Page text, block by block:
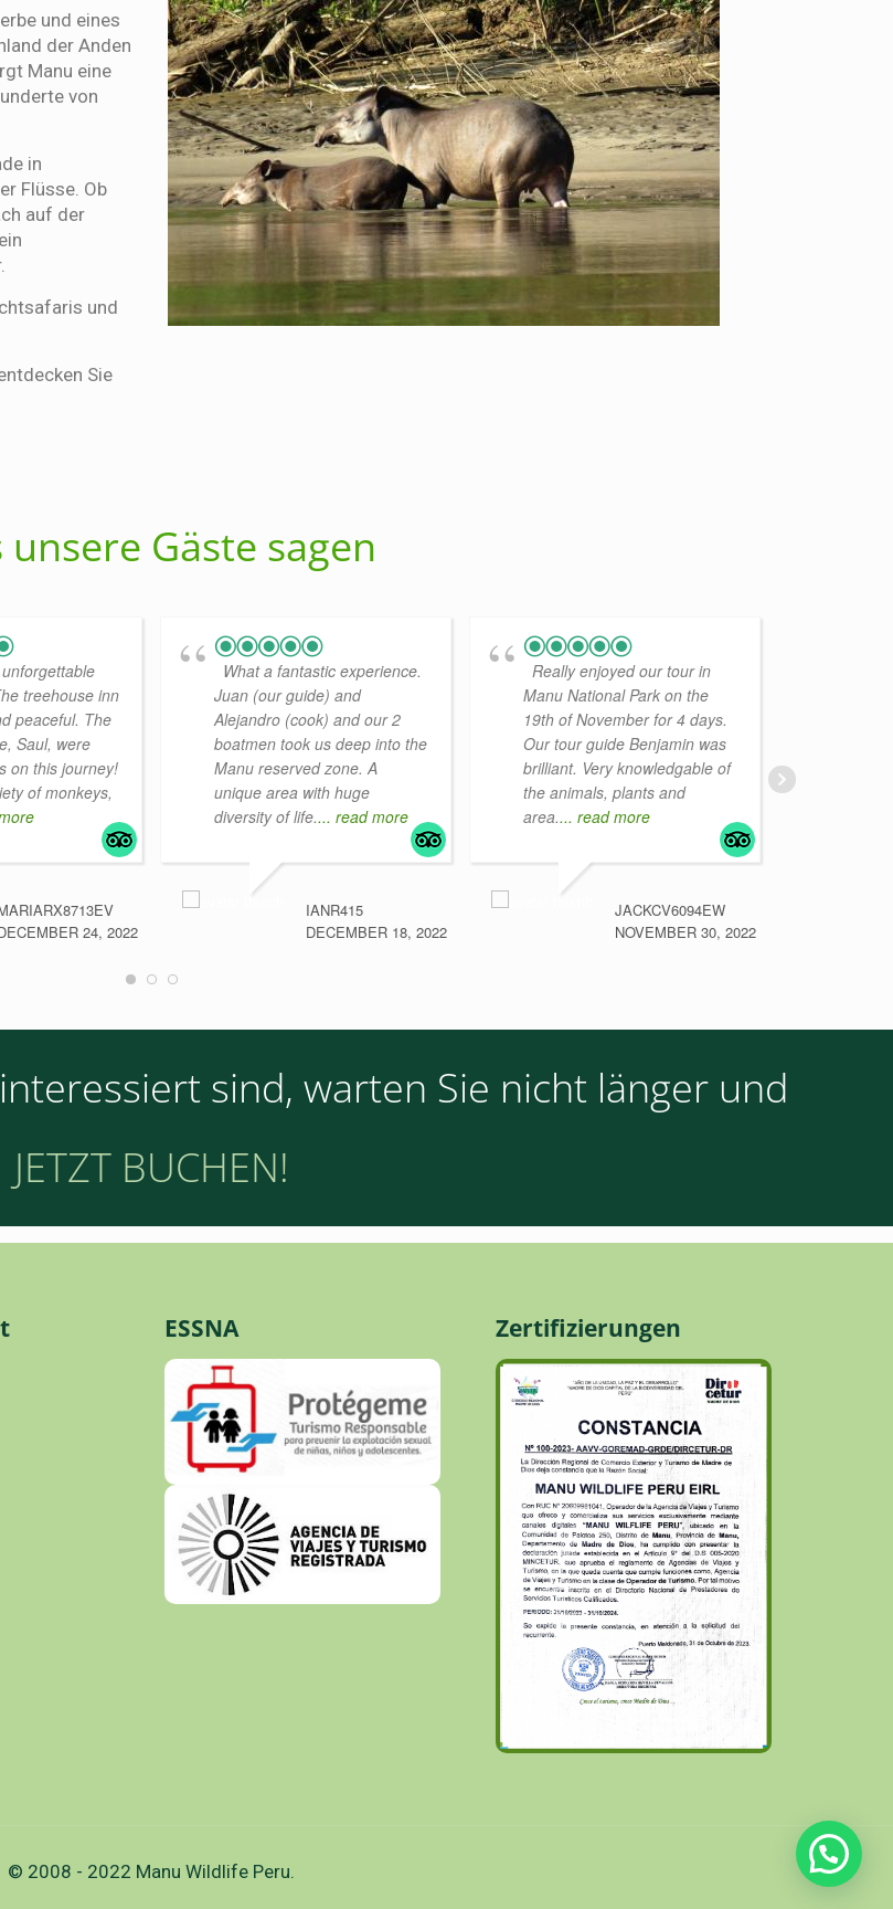
und eines
der Anden
Manu eine
von
in
Flüsse. Ob
auf der
und
Sie
unsere Gäste sagen
treehouse inn
peaceful. The
Saul, were
on this journey!
of monkeys,
24, 2022
What a fantastic experience.
Juan (our guide) and
Alejandro (cook) and our 2
boatmen took us deep into the
Manu reserved zone. A
unique area with huge
diversity of life.... read more
IANR415
DECEMBER 18, 2022
Really enjoyed our tour in
Manu National Park on the
19th of November for 4 days.
Our tour guide Benjamin was
brilliant. Very knowledgable of
the animals, plants and
area.... read more
JACKCV6094EW
NOVEMBER 30, 2022
sind, warten Sie nicht länger und
JETZT BUCHEN!
ESSNA Zertifizierungen
© 2008 - 2022 Manu Wildlife Peru.